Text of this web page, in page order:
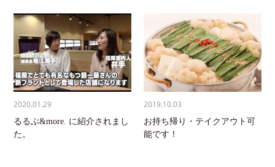
2020.01.29
るるぶ&more. に紹介されまし
た。
2019.10.03
お持ち帰り・テイクアウト可
能です！